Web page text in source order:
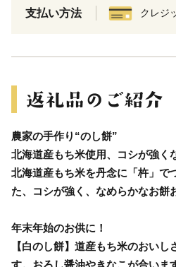
支払い方法 クレジ
農家の手作り“のし餅”
北海道産もち米使用、コシが強く
北海道産もち米を丹念に「杵」で
た、コシが強く、なめらかなお餅
年末年始のお供に！
【白のし餅】道産もち米のおいし